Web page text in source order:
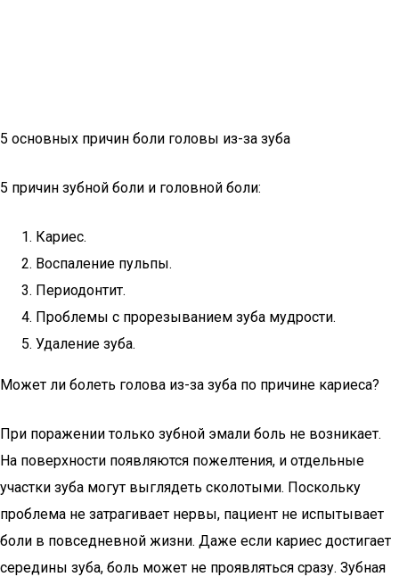
5 основных причин боли головы из-за зуба
5 причин зубной боли и головной боли:
Кариес.
Воспаление пульпы.
Периодонтит.
Проблемы с прорезыванием зуба мудрости.
Удаление зуба.
Может ли болеть голова из-за зуба по причине кариеса?
При поражении только зубной эмали боль не возникает.
На поверхности появляются пожелтения, и отдельные
участки зуба могут выглядеть сколотыми. Поскольку
проблема не затрагивает нервы, пациент не испытывает
боли в повседневной жизни. Даже если кариес достигает
середины зуба, боль может не проявляться сразу. Зубная